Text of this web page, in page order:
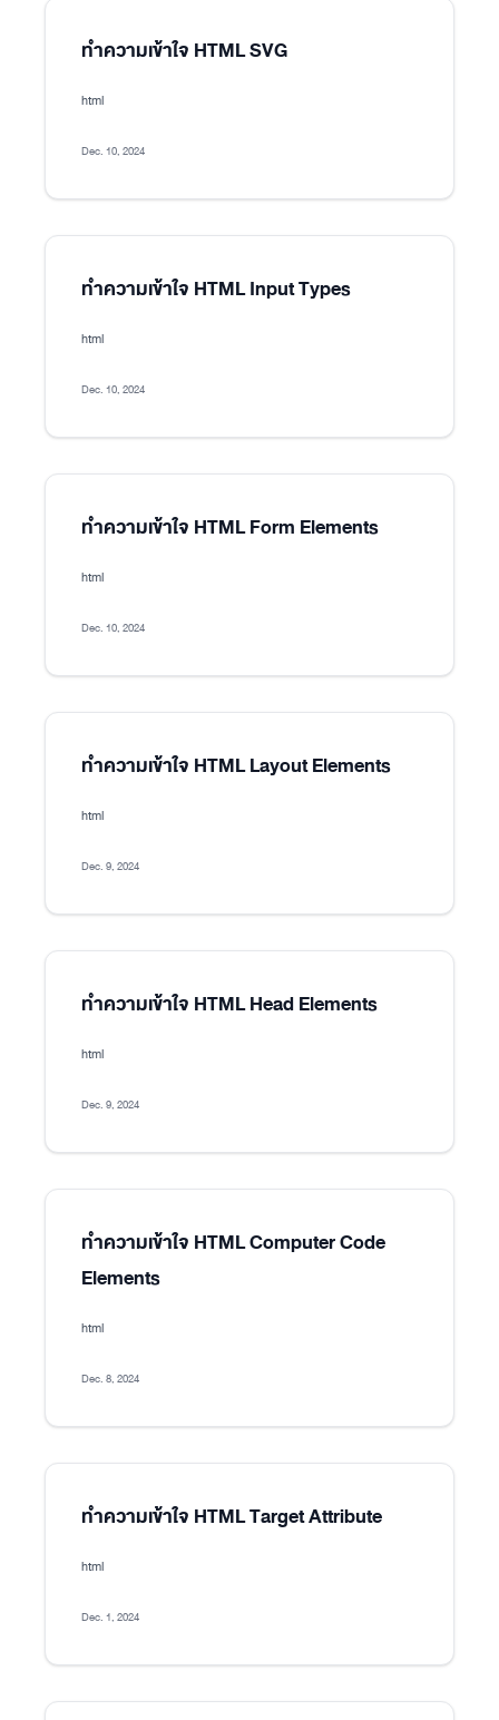
ทำความเข้าใจ HTML SVG
html
Dec. 10, 2024
ทำความเข้าใจ HTML Input Types
html
Dec. 10, 2024
ทำความเข้าใจ HTML Form Elements
html
Dec. 10, 2024
ทำความเข้าใจ HTML Layout Elements
html
Dec. 9, 2024
ทำความเข้าใจ HTML Head Elements
html
Dec. 9, 2024
ทำความเข้าใจ HTML Computer Code
Elements
html
Dec. 8, 2024
ทำความเข้าใจ HTML Target Attribute
html
Dec. 1, 2024